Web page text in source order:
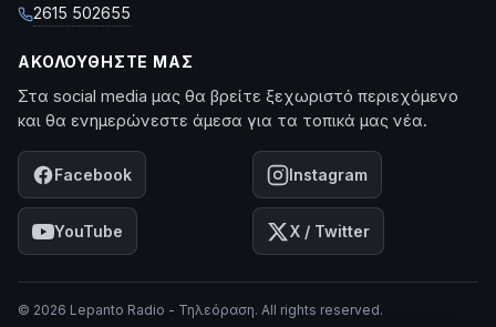
2615 502655
ΑΚΟΛΟΥΘΉΣΤΕ ΜΑΣ
Στα social media μας θα βρείτε ξεχωριστό περιεχόμενο
και θα ενημερώνεστε άμεσα για τα τοπικά μας νέα.
Facebook Instagram
YouTube X / Twitter
© 2026 Lepanto Radio - Τηλεόραση. All rights reserved.